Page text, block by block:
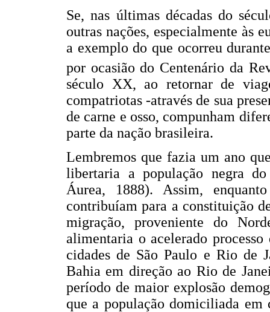
Se, nas últimas décadas do
outras nações, especialmente às
a exemplo do que ocorreu
por ocasião do Centenário da
século XX, ao retornar de
compatriotas -através de sua
de carne e osso, compunham
parte da nação brasileira.
Lembremos que fazia um ano
libertaria a população negra
Áurea, 1888). Assim,
contribuíam para a constituição
migração, proveniente do
alimentaria o acelerado
cidades de São Paulo e Rio de
Bahia em direção ao Rio de
período de maior explosão
que a população domiciliada em